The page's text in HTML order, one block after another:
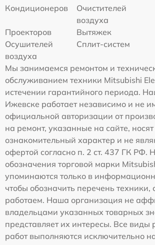
Кондиционеров
Очистителей
воздуха
Проекторов
Вытяжек
Осушителей
воздуха
Сплит-систем
Мы занимаемся ремонтом и
обслуживанием техники Mitsubishi
истечении гарантийного периода.
Ижевске работает независимо и не
официальной авторизации от
на ремонт, указанные на сайте,
ознакомительный характер и не
офертой согласно п. 2 ст. 437 ГК РФ.
обозначения торговой марки
упоминаются только в
чтобы обозначить перечень техники,
работаем. Наша организация не
владельцами указанных товарных
представляет их интересы. Все виды
работ выполняются исключительно